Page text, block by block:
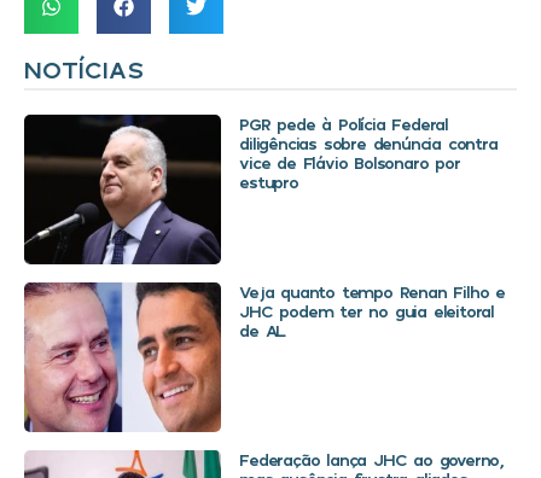
NOTÍCIAS
PGR pede à Polícia Federal
diligências sobre denúncia contra
vice de Flávio Bolsonaro por
estupro
Veja quanto tempo Renan Filho e
JHC podem ter no guia eleitoral
de AL
Federação lança JHC ao governo,